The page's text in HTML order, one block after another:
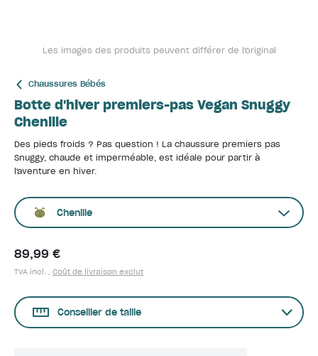
Les images des produits peuvent différer de l'original
Chaussures Bébés
Botte d'hiver premiers-pas Vegan Snuggy
Chenille
Des pieds froids ? Pas question ! La chaussure premiers pas
Snuggy, chaude et imperméable, est idéale pour partir à
l'aventure en hiver.
Chenille
89,99 €
TVA incl. , Coût de livraison exclut
Conseiller de taille